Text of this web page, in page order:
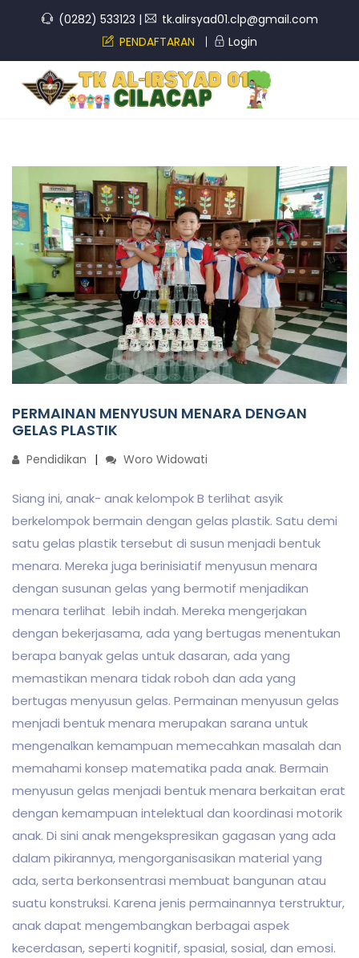
(0282) 533123 |
tk.alirsyad01.clp@gmail.com
PENDAFTARAN
Login
PERMAINAN MENYUSUN MENARA DENGAN
GELAS PLASTIK
Pendidikan Woro Widowati
Siang ini, anak- anak kelompok B terlihat asyik
berkelompok bermain dengan gelas plastik. Satu demi
satu gelas plastik tersebut di susun menjadi bentuk
menara. Mereka juga berinisiatif menyusun menara
dengan susunan gelas yang bermotif menjadikan
menara terlihat lebih indah. Mereka mengerjakan
dengan bekerjasama, ada yang bertugas menentukan
berapa banyak gelas untuk dasaran, ada yang
memastikan menara tidak roboh dan ada yang
bertugas menyusun gelas. Permainan menyusun gelas
menjadi bentuk menara merupakan sarana untuk
mengenalkan kemampuan memecahkan masalah dan
memahami konsep matematika pada anak. Bermain
menyusun gelas menjadi bentuk menara berkaitan erat
dengan kemampuan intelektual dan koordinasi motorik
anak. Di sini anak mengekspresikan gagasan yang ada
dalam pikirannya, mengorganisasikan material yang
ada, serta berkonsentrasi membuat bangunan atau
suatu konstruksi. Karena jenis permainannya terstruktur,
anak dapat mengembangkan berbagai aspek
kecerdasan, seperti kognitif, spasial, sosial, dan emosi.